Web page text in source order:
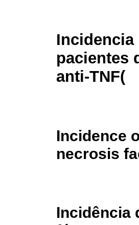
pacientes
anti-TNF(
Incidence
necrosis
Incidência